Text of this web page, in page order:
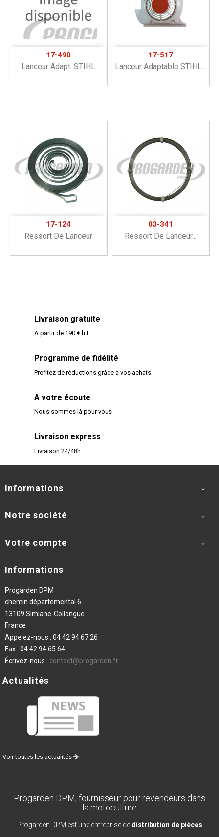
17-490
Lanceur Adapt. STIHL
17-517
Lanceur Adaptable STIHL...
17-124
Ressort De Lanceur
03-341
Ressort De Lanceur...
Livraison gratuite
A partir de 190 € h.t.
Programme de fidélité
Profitez de réductions gràce à vos achats
A votre écoute
Nous sommes là pour vous
Livraison express
Livraison 24/48h
Informations 
Notre société 
Votre compte 
Informations
Progarden DPM
chemin départemental 6
13109 Simiane-Collongue
France
Appelez-nous : 04 42 94 67 26
Fax : 04 42 94 65 64
Écrivez-nous : contact@progarden.fr
Actualités
Voir toutes les actualités
Progarden DPM, fournisseur pour revendeurs dans
la motoculture
Progarden DPM est une entreprise de distribution de pièces